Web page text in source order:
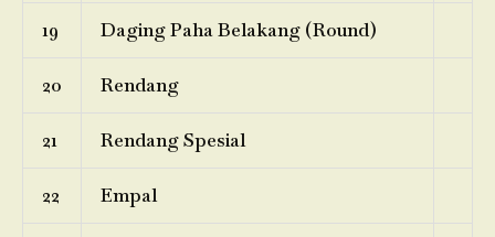
19 Daging Paha Belakang (Round)
20 Rendang
21 Rendang Spesial
22 Empal